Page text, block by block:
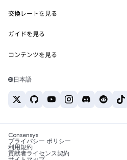
MetaMask Connect
Snaps
Web3サービス
セキュリティ
サポート
キャリア
お問い合わせ
イーサリアムの価格
Solanaの価格
Tetherの価格
交換レートを見る
ETH→USD
USDT→INR
BTC→INR
ETH→USDT
ガイドを見る
ETHの購入
USDTの購入
SHIBの購入
BNBの購入
コンテンツを見る
Solanaウォレット
税制関連ニュース
暗号資産の購入方法は？
日本語
Consensys
プライバシー ポリシー
利用規約
貢献者ライセンス契約